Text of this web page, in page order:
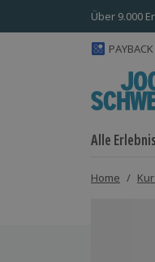
Über 9.000
PAYBACK
Alle
Home /